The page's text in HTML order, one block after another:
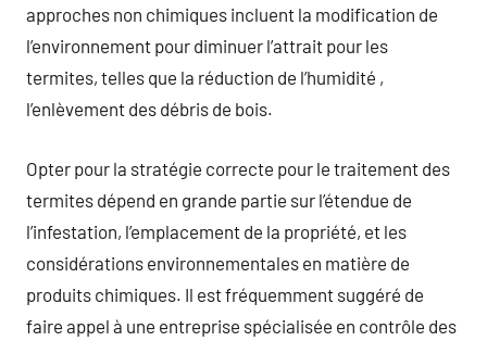
approches non chimiques incluent la modification de
l’environnement pour diminuer l’attrait pour les
termites, telles que la réduction de l’humidité ,
l’enlèvement des débris de bois.
Opter pour la stratégie correcte pour le traitement des
termites dépend en grande partie sur l’étendue de
l’infestation, l’emplacement de la propriété, et les
considérations environnementales en matière de
produits chimiques. Il est fréquemment suggéré de
faire appel à une entreprise spécialisée en contrôle des